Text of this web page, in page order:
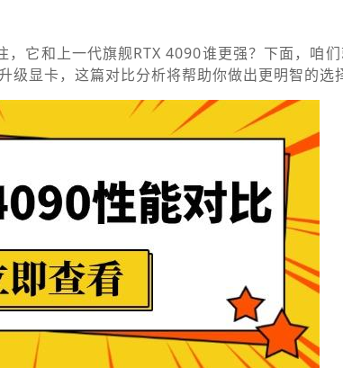
，它和上一代旗舰RTX 4090谁更强？下面，咱
显卡，这篇对比分析将帮助你做出更明智的选